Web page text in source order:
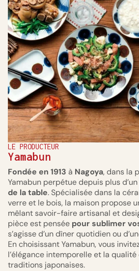
LE PRODUCTEUR
Yamabun
Fondée en 1913 à Nagoya, dans la
Yamabun perpétue depuis plus
de la table. Spécialisée dans la
verre et le bois, la maison propose
mêlant savoir-faire artisanal et
pièce est pensée pour sublimer
s’agisse d’un dîner quotidien ou
En choisissant Yamabun, vous
l’élégance intemporelle et la
traditions japonaises.